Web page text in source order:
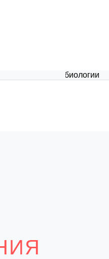
по биологии